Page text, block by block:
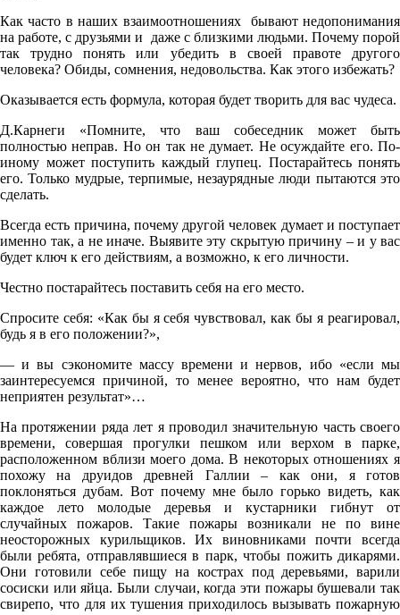
Как часто в наших взаимоотношениях бывают недопонимания
на работе, с друзьями и даже с близкими людьми. Почему порой
так трудно понять или убедить в своей правоте другого
человека? Обиды, сомнения, недовольства. Как этого избежать?
Оказывается есть формула, которая будет творить для вас чудеса.
Д.Карнеги «Помните, что ваш собеседник может быть
полностью неправ. Но он так не думает. Не осуждайте его. По-
иному может поступить каждый глупец. Постарайтесь понять
его. Только мудрые, терпимые, незаурядные люди пытаются это
сделать.
Всегда есть причина, почему другой человек думает и поступает
именно так, а не иначе. Выявите эту скрытую причину – и у вас
будет ключ к его действиям, а возможно, к его личности.
Честно постарайтесь поставить себя на его место.
Спросите себя: «Как бы я себя чувствовал, как бы я реагировал,
будь я в его положении?»,
— и вы сэкономите массу времени и нервов, ибо «если мы
заинтересуемся причиной, то менее вероятно, что нам будет
неприятен результат»…
На протяжении ряда лет я проводил значительную часть своего
времени, совершая прогулки пешком или верхом в парке,
расположенном вблизи моего дома. В некоторых отношениях я
похожу на друидов древней Галлии – как они, я готов
поклоняться дубам. Вот почему мне было горько видеть, как
каждое лето молодые деревья и кустарники гибнут от
случайных пожаров. Такие пожары возникали не по вине
неосторожных курильщиков. Их виновниками почти всегда
были ребята, отправлявшиеся в парк, чтобы пожить дикарями.
Они готовили себе пищу на кострах под деревьями, варили
сосиски или яйца. Были случаи, когда эти пожары бушевали так
свирепо, что для их тушения приходилось вызывать пожарную